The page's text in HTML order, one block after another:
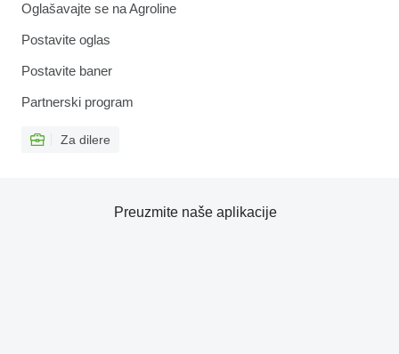
Oglašavajte se na Agroline
Postavite oglas
Postavite baner
Partnerski program
Za dilere
Preuzmite naše aplikacije